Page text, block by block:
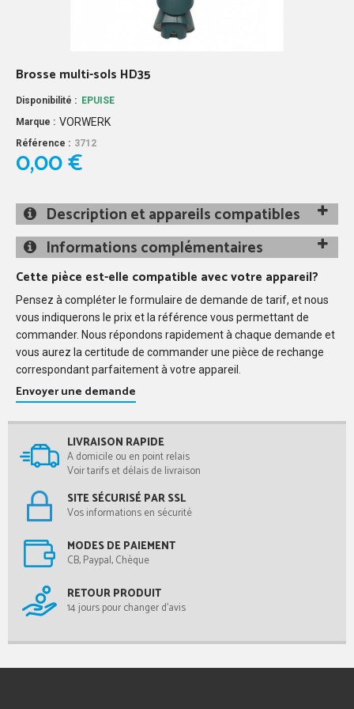
Brosse multi-sols HD35
Disponibilité :
EPUISE
Marque : VORWERK
Référence : 3712
0,00 €
Description et appareils compatibles
Informations complémentaires
Cette pièce est-elle compatible avec votre appareil?
Pensez à compléter le formulaire de demande de tarif, et nous
vous indiquerons le prix et la référence vous permettant de
commander. Nous répondons rapidement à chaque demande et
vous aurez la certitude de commander une pièce de rechange
correspondant parfaitement à votre appareil.
Envoyer une demande
LIVRAISON RAPIDE
A domicile ou en point relais
Voir tarifs et délais de livraison
SITE SÉCURISÉ PAR SSL
Vos informations en sécurité
MODES DE PAIEMENT
CB, Paypal, Chèque
RETOUR PRODUIT
14 jours pour changer d'avis